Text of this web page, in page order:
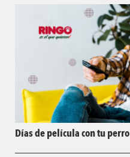
Días de película con tu perro